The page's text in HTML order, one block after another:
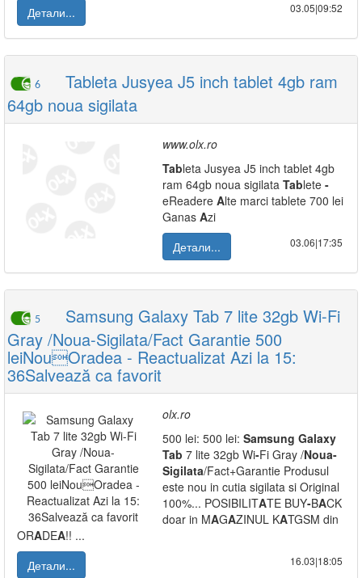
Детали...
03.05|09:52
6
Tableta Jusyea J5 inch tablet 4gb ram
64gb noua sigilata
www.olx.ro
Tableta Jusyea J5 inch tablet 4gb
ram 64gb noua sigilata Tablete -
eReadere Alte marci tablete 700 lei
Ganas Azi
Детали...
03.06|17:35
5
Samsung Galaxy Tab 7 lite 32gb Wi-Fi
Gray /Noua-Sigilata/Fact Garantie 500
leiNouOradea - Reactualizat Azi la 15:
36Salvează ca favorit
olx.ro
500 lei: 500 lei: Samsung Galaxy
Tab 7 lite 32gb Wi-Fi Gray /Noua-
Sigilata/Fact+Garantie Produsul
este nou in cutia sigilata si Original
100%... POSIBILITATE BUY-BACK
doar in MAGAZINUL KATGSM din
ORADEA!! ...
Детали...
16.03|18:05